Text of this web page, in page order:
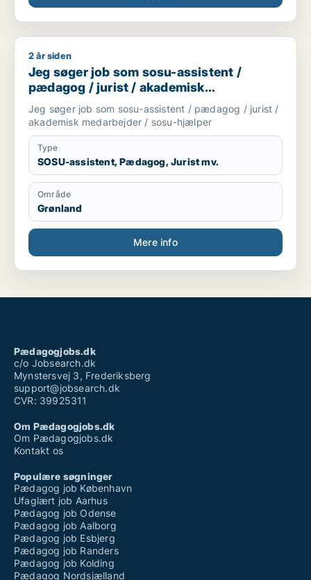
Jeg søger job som sosu-assistent / pædagog / jurist /
2 år siden
Jeg søger job som sosu-assistent /
pædagog / jurist / akademisk
medarbejder / sosu-hjælper
Jeg søger job som sosu-assistent / pædagog / jurist /
akademisk medarbejder / sosu-hjælper
Type
SOSU-assistent, Pædagog, Jurist mv.
Område
Grønland
Mere info
Pædagogjobs.dk
c/o Jobsearch.dk
Mynstersvej 3, Frederiksberg
support@jobsearch.dk
CVR: 39925311
Om Pædagogjobs.dk
Om Pædagogjobs.dk
Kontakt os
Populære søgninger
Pædagog job København
Ufaglært job Aarhus
Pædagog job Odense
Pædagog job Aalborg
Pædagog job Esbjerg
Pædagog job Randers
Pædagog job Kolding
Pædagog Nordsjælland